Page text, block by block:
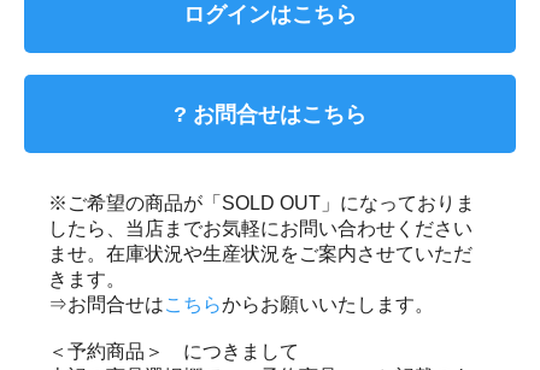
ログインはこちら
? お問合せはこちら
※ご希望の商品が「SOLD OUT」になっておりま
したら、当店までお気軽にお問い合わせください
ませ。在庫状況や生産状況をご案内させていただ
きます。
⇒お問合せはこちらからお願いいたします。
＜予約商品＞ につきまして